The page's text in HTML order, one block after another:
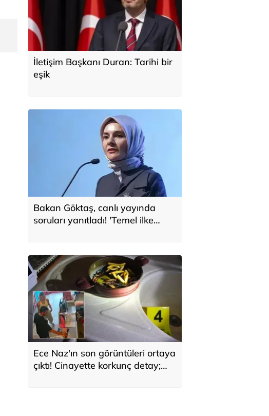
İletişim Başkanı Duran: Tarihi bir
eşik
Bakan Göktaş, canlı yayında
soruları yanıtladı! 'Temel ilke
Ece Naz'ın son görüntüleri ortaya
çıktı! Cinayette korkunç detay;